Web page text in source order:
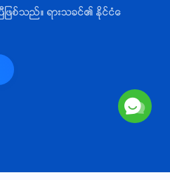
စ္သည္။ ရားသခင္၏ ႏိုင္ငံေ